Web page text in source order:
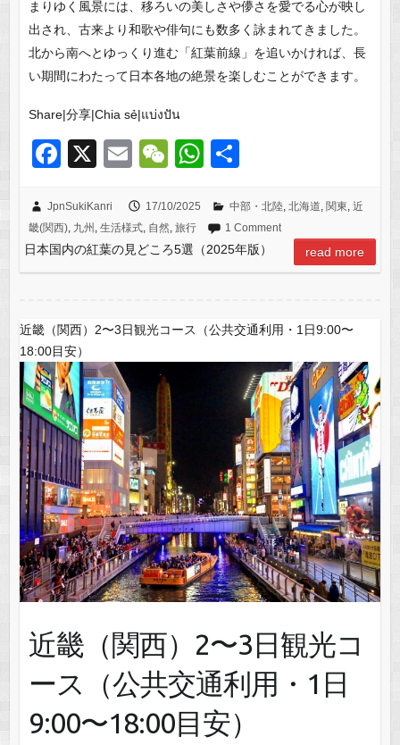
まりゆく風景には、移ろいの美しさや儚さを愛でる心が映し
出され、古来より和歌や俳句にも数多く詠まれてきました。
北から南へとゆっくり進む「紅葉前線」を追いかければ、長
い期間にわたって日本各地の絶景を楽しむことができます。
Share|分享|Chia sẻ|แบ่งปัน
F
c
e
b
o
k
X
E
ail
W
C
h
at
W
at
s
A
p
JpnSukiKanri 17/10/2025 中部・北陸, 北海道 関東 近
畿(関西), 九州 生活様式, 自然, 旅行 1 Comment
日本国内の紅葉の見どころ5選（2025年版） read more
近畿（関西）2〜3日観光コース（公共交通利用・1日9:00〜
18:00目安）
近畿（関西）2〜3日観光コ
ース（公共交通利用・1日
9:00〜18:00目安）